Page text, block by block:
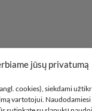
jūsų privatumą
cookies), siekdami
vartotojui.
tik
kainą rinkoje.